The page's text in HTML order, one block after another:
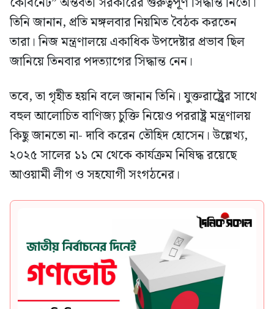
তিনি জানান, প্রতি মঙ্গলবার নিয়মিত বৈঠক করতেন
তারা। নিজ মন্ত্রণালয়ে একাধিক উপদেষ্টার প্রভাব ছিল
জানিয়ে তিনবার পদত্যাগের সিদ্ধান্ত নেন।
তবে, তা গৃহীত হয়নি বলে জানান তিনি। যুক্তরাষ্ট্র্রের সাথে
বহুল আলোচিত বাণিজ্য চুক্তি নিয়েও পররাষ্ট্র মন্ত্রণালয়
কিছু জানতো না- দাবি করেন তৌহিদ হোসেন। উল্লেখ্য,
২০২৫ সালের ১১ মে থেকে কার্যক্রম নিষিদ্ধ রয়েছে
আওয়ামী লীগ ও সহযোগী সংগঠনের।